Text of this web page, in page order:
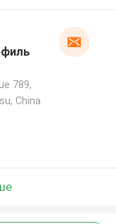
789,
China